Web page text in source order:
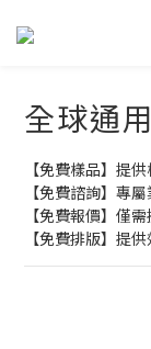
全球通
【免費樣品】提
【免費諮詢】專
【免費報價】僅
【免費排版】提